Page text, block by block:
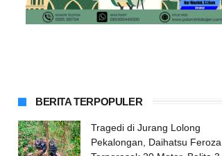
BERITA TERPOPULER
Tragedi di Jurang Lolong
Pekalongan, Daihatsu Feroza